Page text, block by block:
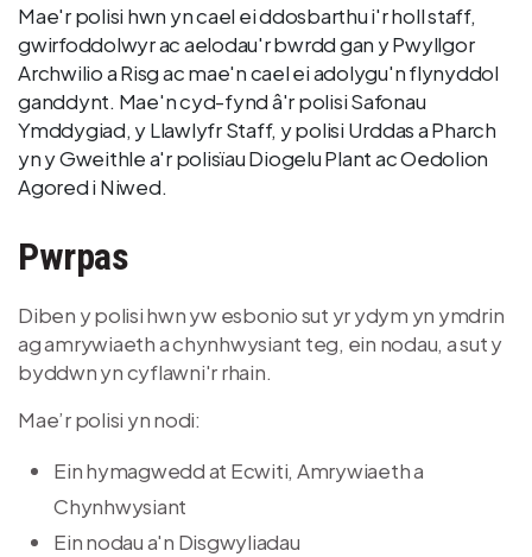
Mae'r polisi hwn yn cael ei ddosbarthu i'r holl staff,
gwirfoddolwyr ac aelodau'r bwrdd gan y Pwyllgor
Archwilio a Risg ac mae'n cael ei adolygu'n flynyddol
ganddynt. Mae'n cyd-fynd â'r polisi Safonau
Ymddygiad, y Llawlyfr Staff, y polisi Urddas a Pharch
yn y Gweithle a'r polisïau Diogelu Plant ac Oedolion
Agored i Niwed.
Pwrpas
Diben y polisi hwn yw esbonio sut yr ydym yn ymdrin
ag amrywiaeth a chynhwysiant teg, ein nodau, a sut y
byddwn yn cyflawni'r rhain.
Mae’r polisi yn nodi:
Ein hymagwedd at Ecwiti, Amrywiaeth a
Chynhwysiant
Ein nodau a'n Disgwyliadau